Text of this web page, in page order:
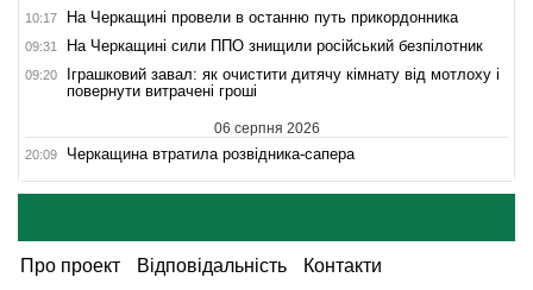
10:17 На Черкащині провели в останню путь прикордонника
09:31 На Черкащині сили ППО знищили російський безпілотник
09:20
Іграшковий завал: як очистити дитячу кімнату від мотлоху і
повернути витрачені гроші
06 серпня 2026
20:09 Черкащина втратила розвідника-сапера
Про проект Відповідальність Контакти